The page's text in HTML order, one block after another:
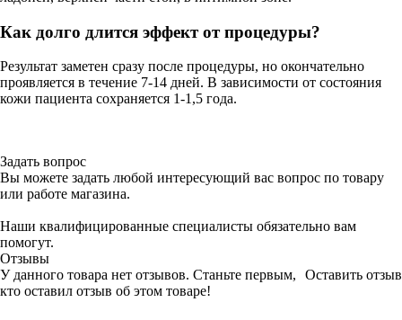
Как долго длится эффект от процедуры?
Результат заметен сразу после процедуры, но окончательно
проявляется в течение 7-14 дней. В зависимости от состояния
кожи пациента сохраняется 1-1,5 года.
Задать вопрос
Вы можете задать любой интересующий вас вопрос по товару
или работе магазина.
Наши квалифицированные специалисты обязательно вам
помогут.
Отзывы
Оставить отзыв
У данного товара нет отзывов. Станьте первым,
кто оставил отзыв об этом товаре!